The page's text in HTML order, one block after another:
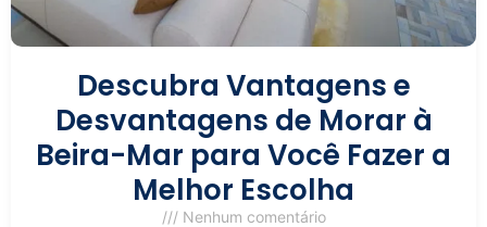
Descubra Vantagens e
Desvantagens de Morar à
Beira-Mar para Você Fazer a
Melhor Escolha
Nenhum comentário